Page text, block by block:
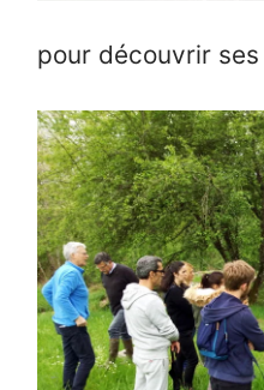
pour découvrir